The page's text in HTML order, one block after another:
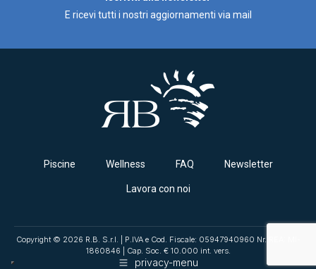
E ricevi tutti i nostri aggiornamenti via mail
Piscine Wellness FAQ Newsletter
Lavora con noi
Copyright © 2026 R.B. S.r.l. | P.IVA e Cod. Fiscale: 05947940960 Nr. REA: MI-
1860846 | Cap. Soc. € 10.000 int. vers.
privacy-menu